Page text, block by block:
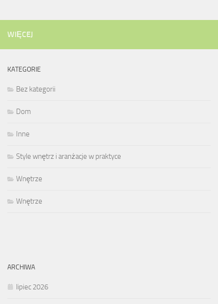
WIĘCEJ
KATEGORIE
Bez kategorii
Dom
Inne
Style wnętrz i aranżacje w praktyce
Wnętrze
Wnętrze
ARCHIWA
lipiec 2026